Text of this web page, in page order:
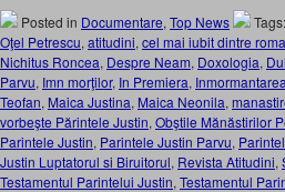
Posted in Documentare, Top News Tags:
Oţel Petrescu, atitudini, cel mai iubit dintre
Nichitus Roncea, Despre Neam, Doxologia,
Parvu, Imn morţilor, In Premiera,
Teofan, Maica Justina, Maica Neonila,
vorbeşte Părintele Justin, Obştile Mănăstirilor
Parintele Justin, Parintele Justin Parvu,
Justin Luptatorul si Biruitorul, Revista Atitudini,
Testamentul Parintelui Justin, Testamentul